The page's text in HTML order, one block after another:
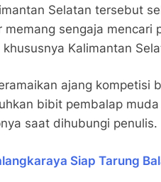
Selatan tersebut
sengaja mencari
Kalimantan
ajang kompetisi
bibit pembalap
saat dihubungi penulis.
Siap Tarung